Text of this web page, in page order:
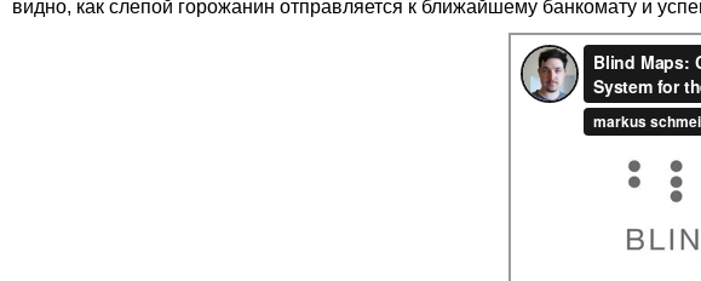
видно, как слепой горожанин отправляется к ближайшему банкомату и